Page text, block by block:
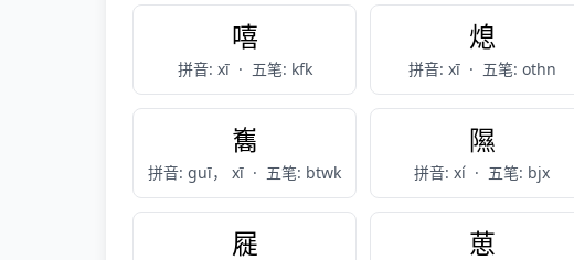
嘻
拼音: xī · 五笔: kfk
熄
拼音: xī · 五笔: othn
雟
拼音: guī， xī · 五笔: btwk
隰
拼音: xí · 五笔: bjx
屣 葸